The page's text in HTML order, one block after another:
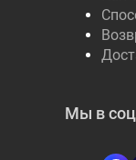
Мы в